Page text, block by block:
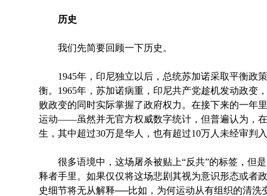
历史
我们先简要回顾一下历史。
1945年，印尼独立以后，总统苏加诺采取平衡政
衡。1965年，苏加诺病重，印尼共产党趁机发动政变
败政变的同时实际掌握了政府权力。在接下来的一年
运动——虽然并无官方权威数字统计，但普遍认为，
生，其中超过30万是华人，也有超过10万人未经审判
很多语境中，这场屠杀被贴上“反共”的标签，但是
释者手里。如果仅仅将这场悲剧其视为意识形态或者
史细节将无从解释──比如，为何运动从有组织的清洗